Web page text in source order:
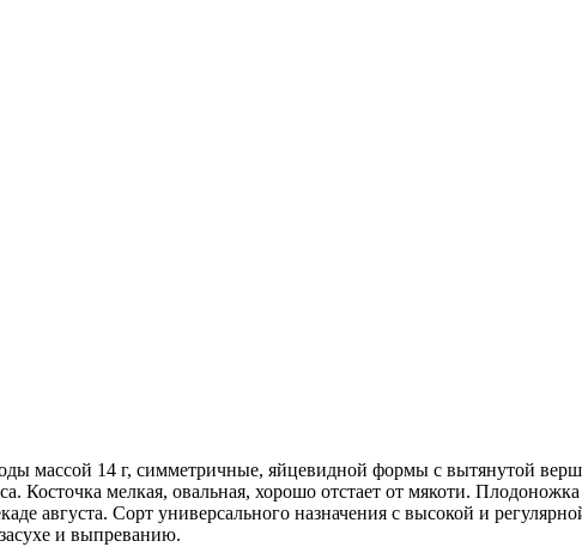
массой 14 г, симметричные, яйцевидной формы с вытянутой
Косточка мелкая, овальная, хорошо отстает от мякоти.
августа. Сорт универсального назначения с высокой и
и выпреванию.